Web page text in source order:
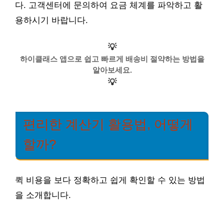
다. 고객센터에 문의하여 요금 체계를 파악하고 활
용하시기 바랍니다.
💡
하이클래스 앱으로 쉽고 빠르게 배송비 절약하는 방법을
알아보세요.
💡
편리한 계산기 활용법, 어떻게
할까?
퀵 비용을 보다 정확하고 쉽게 확인할 수 있는 방법
을 소개합니다.